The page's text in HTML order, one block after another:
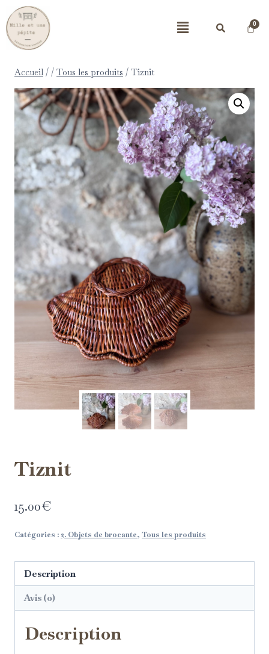
Accueil / / Tous les produits / Tiznit
Tiznit
15.00€
Catégories : 2. Objets de brocante, Tous les produits
Description
Avis (0)
Description